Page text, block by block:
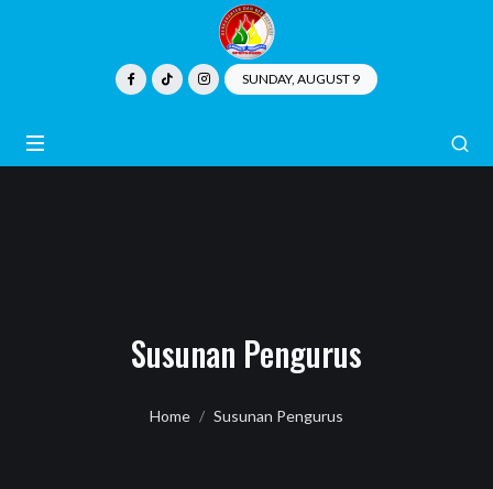
SUNDAY, AUGUST 9
Susunan Pengurus
Home Susunan Pengurus